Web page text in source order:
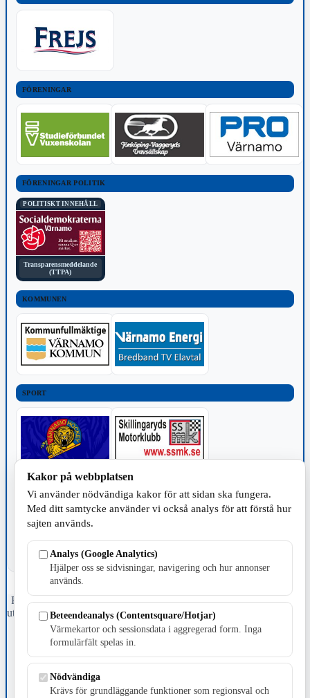
FÖRENINGAR
FÖRENINGAR POLITIK
POLITISKT INNEHÅLL
Transparensmeddelande
(TTPA)
KOMMUNEN
SPORT
Fristående webbtidningsföretag grundat 1991 som sedan 2002 ger
ut tidningen Skillingaryd.nu och 2010 lanserades Värnamo.nu. Från
april 2026 omfattar Skillingaryd.nu tre kommuner: Gnosjö,
Värnamo och Vaggeryds kommun.
Kontakta oss
E-post: redaktionen@skillingaryd.nu
Postadress: Gisslaköp 1, 568 92 Skillingaryd
Kakor på webbplatsen
Vi använder nödvändiga kakor för att sidan ska fungera.
Med ditt samtycke använder vi också analys för att förstå hur
sajten används.
Analys (Google Analytics)
Hjälper oss se sidvisningar, navigering och hur annonser
används.
Beteendeanalys (Contentsquare/Hotjar)
Värmekartor och sessionsdata i aggregerad form. Inga
formulärfält spelas in.
Nödvändiga
Krävs för grundläggande funktioner som regionsval och